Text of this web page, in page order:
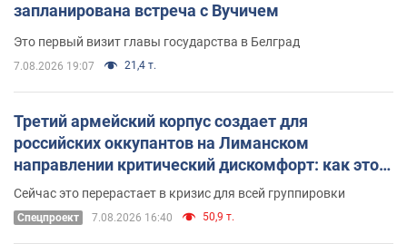
запланирована встреча с Вучичем
Это первый визит главы государства в Белград
7.08.2026 19:07 21,4 т.
Третий армейский корпус создает для
российских оккупантов на Лиманском
направлении критический дискомфорт: как это
удалось
Сейчас это перерастает в кризис для всей группировки
Спецпроект 7.08.2026 16:40 50,9 т.